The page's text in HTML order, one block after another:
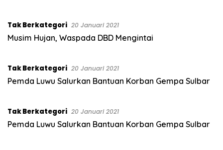
Tak Berkategori 20 Januari 2021
Musim Hujan, Waspada DBD Mengintai
Tak Berkategori 20 Januari 2021
Pemda Luwu Salurkan Bantuan Korban Gempa Sulbar
Tak Berkategori 20 Januari 2021
Pemda Luwu Salurkan Bantuan Korban Gempa Sulbar